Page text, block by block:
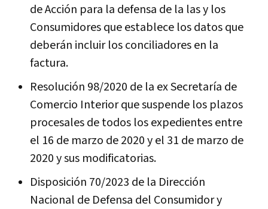
de Acción para la defensa de la las y los
Consumidores que establece los datos que
deberán incluir los conciliadores en la
factura.
Resolución 98/2020 de la ex Secretaría de
Comercio Interior que suspende los plazos
procesales de todos los expedientes entre
el 16 de marzo de 2020 y el 31 de marzo de
2020 y sus modificatorias.
Disposición 70/2023 de la Dirección
Nacional de Defensa del Consumidor y